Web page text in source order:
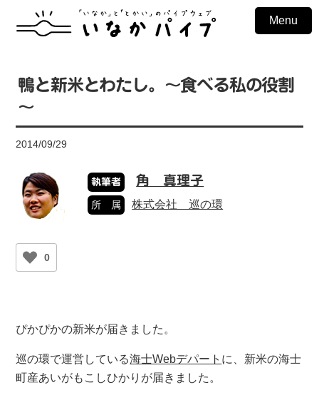
Menu
鴨と新米とわたし。～食べる私の役割
～
2014/09/29
執筆者 角 真理子
所 属 株式会社 巡の環
0
ぴかぴかの新米が届きました。
巡の環で運営している海士Webデパート に、新米の海士
町産あいがもこしひかりが届きました。